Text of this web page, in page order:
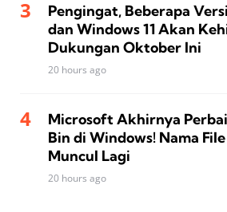
Pengingat, Beberapa
dan Windows 11 Akan
Dukungan Oktober Ini
20 hours ago
Microsoft Akhirnya
Bin di Windows! Nama
Muncul Lagi
20 hours ago